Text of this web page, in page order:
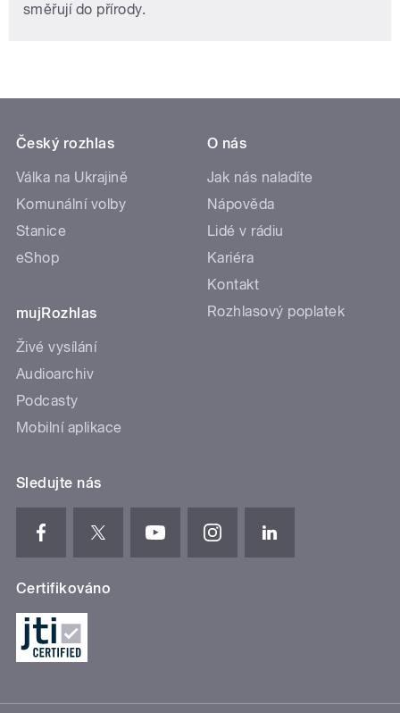
směřují do přírody.
Český rozhlas
Válka na Ukrajině
Komunální volby
Stanice
eShop
mujRozhlas
Živé vysílání
Audioarchiv
Podcasty
Mobilní aplikace
O nás
Jak nás naladíte
Nápověda
Lidé v rádiu
Kariéra
Kontakt
Rozhlasový poplatek
Sledujte nás
Certifikováno